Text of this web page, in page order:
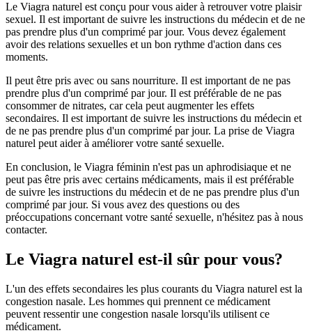
Le Viagra naturel est conçu pour vous aider à retrouver votre plaisir
sexuel. Il est important de suivre les instructions du médecin et de ne
pas prendre plus d'un comprimé par jour. Vous devez également
avoir des relations sexuelles et un bon rythme d'action dans ces
moments.
Il peut être pris avec ou sans nourriture. Il est important de ne pas
prendre plus d'un comprimé par jour. Il est préférable de ne pas
consommer de nitrates, car cela peut augmenter les effets
secondaires. Il est important de suivre les instructions du médecin et
de ne pas prendre plus d'un comprimé par jour. La prise de Viagra
naturel peut aider à améliorer votre santé sexuelle.
En conclusion, le Viagra féminin n'est pas un aphrodisiaque et ne
peut pas être pris avec certains médicaments, mais il est préférable
de suivre les instructions du médecin et de ne pas prendre plus d'un
comprimé par jour. Si vous avez des questions ou des
préoccupations concernant votre santé sexuelle, n'hésitez pas à nous
contacter.
Le Viagra naturel est-il sûr pour vous?
L'un des effets secondaires les plus courants du Viagra naturel est la
congestion nasale. Les hommes qui prennent ce médicament
peuvent ressentir une congestion nasale lorsqu'ils utilisent ce
médicament.